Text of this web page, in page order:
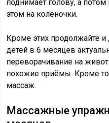
поднимает голову, а
этом на коленочки.
Кроме этих продолжайте
детей в 6 месяцев
переворачивание на
похожие приёмы. Кроме
массаж.
Массажные